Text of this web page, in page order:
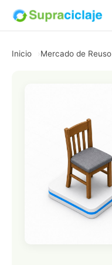
Inicio Mercado de Reuso